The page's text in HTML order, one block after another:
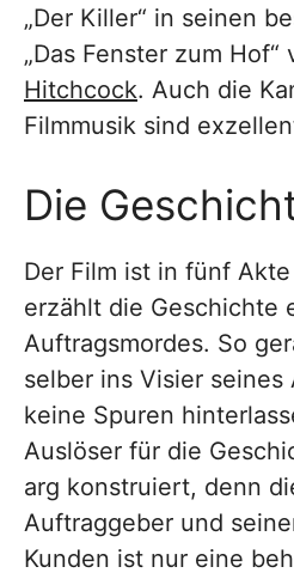
„Der Killer“ in seinen
„Das Fenster zum Hof“
Hitchcock. Auch die
Filmmusik sind
Die
Der Film ist in fünf
erzählt die Geschichte
Auftragsmordes. So
selber ins Visier
keine Spuren
Auslöser für die
arg konstruiert, denn
Auftraggeber und
Kunden ist nur eine